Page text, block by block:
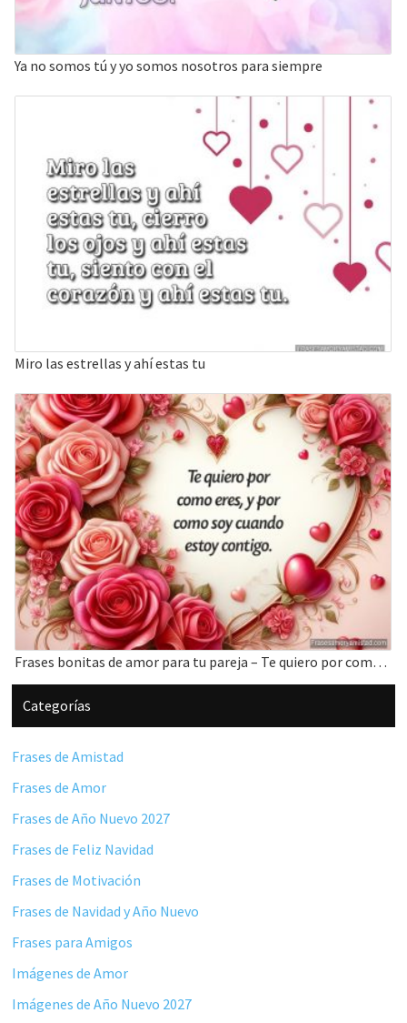
Ya no somos tú y yo somos nosotros para siempre
Miro las estrellas y ahí estas tu
Frases bonitas de amor para tu pareja – Te quiero por como eres
Barra
lateral
principal
Categorías
Frases de Amistad
Frases de Amor
Frases de Año Nuevo 2027
Frases de Feliz Navidad
Frases de Motivación
Frases de Navidad y Año Nuevo
Frases para Amigos
Imágenes de Amor
Imágenes de Año Nuevo 2027